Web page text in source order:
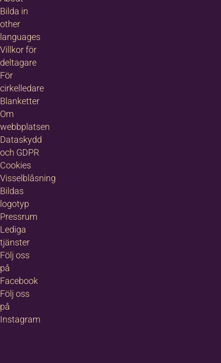
Bilda in
other
languages
Villkor för
deltagare
För
cirkelledare
Blanketter
Om
webbplatsen
Dataskydd
och GDPR
Cookies
Visselblåsning
Bildas
logotyp
Pressrum
Lediga
tjänster
Följ oss
på
Facebook
Följ oss
på
Instagram